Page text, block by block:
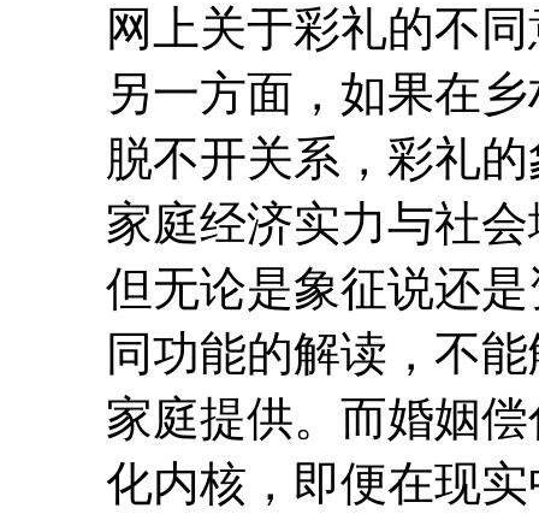
网上关于彩礼的不
另一方面，如果在
脱不开关系，彩礼
家庭经济实力与社
但无论是象征说还
同功能的解读，不
家庭提供。而婚姻
化内核，即便在现